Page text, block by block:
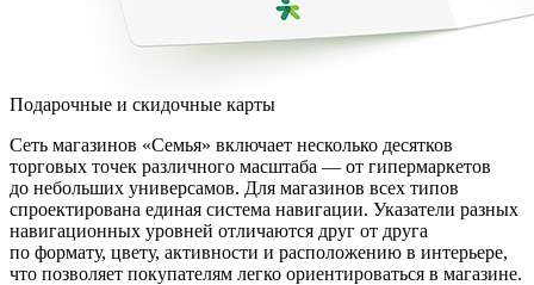
Подарочные и скидочные карты
Сеть магазинов «Семья» включает несколько десятков
торговых точек различного масштаба — от гипермаркетов
до небольших универсамов. Для магазинов всех типов
спроектирована единая система навигации. Указатели разных
навигационных уровней отличаются друг от друга
по формату, цвету, активности и расположению в интерьере,
что позволяет покупателям легко ориентироваться в магазине.